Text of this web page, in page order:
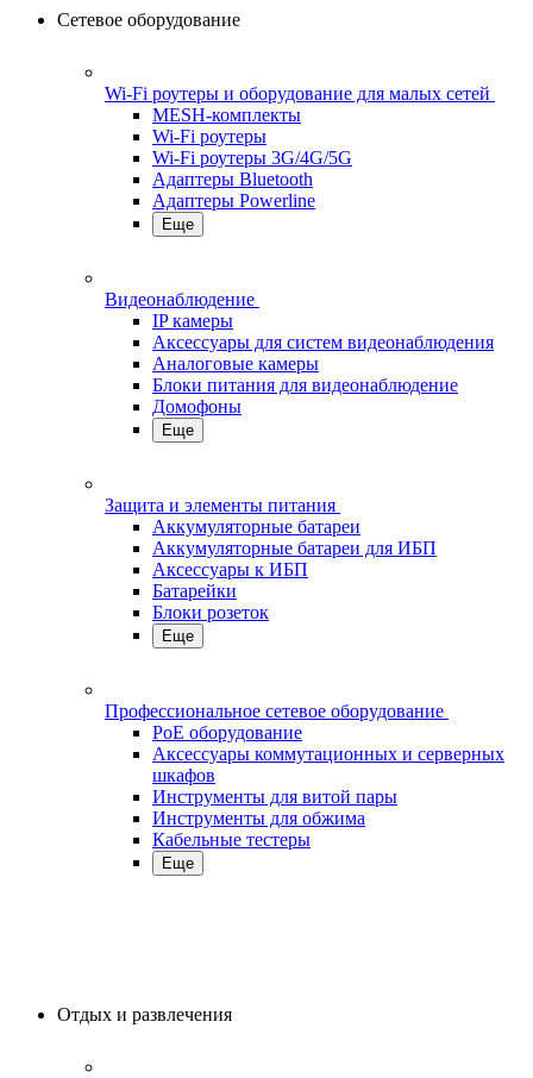
Сетевое оборудование
Wi-Fi роутеры и оборудование для малых сетей
MESH-комплекты
Wi-Fi роутеры
Wi-Fi роутеры 3G/4G/5G
Адаптеры Bluetooth
Адаптеры Powerline
Еще
Видеонаблюдение
IP камеры
Аксессуары для систем видеонаблюдения
Аналоговые камеры
Блоки питания для видеонаблюдение
Домофоны
Еще
Защита и элементы питания
Аккумуляторные батареи
Аккумуляторные батареи для ИБП
Аксессуары к ИБП
Батарейки
Блоки розеток
Еще
Профессиональное сетевое оборудование
PoE оборудование
Аксессуары коммутационных и серверных
шкафов
Инструменты для витой пары
Инструменты для обжима
Кабельные тестеры
Еще
Отдых и развлечения